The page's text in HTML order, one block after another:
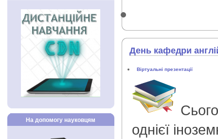
На допомогу науковцям
День кафедри
Віртуальні презентації
однієї